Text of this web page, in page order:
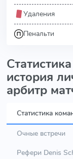
Удаления
Пенальти
история
арбитр
Статистика
Очные встречи
Рефери Denis